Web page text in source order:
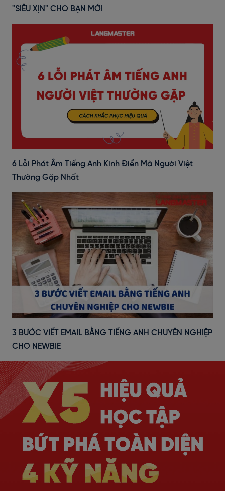
"SIÊU XỊN" CHO BẠN MỚI
6 Lỗi Phát Âm Tiếng Anh Kinh Điển Mà Người Việt
Thường Gặp Nhất
3 BƯỚC VIẾT EMAIL BẰNG TIẾNG ANH CHUYÊN NGHIỆP
CHO NEWBIE